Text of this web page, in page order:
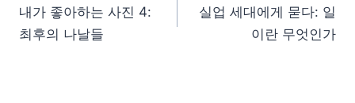
내가 좋아하는 사진 4:
최후의 나날들
실업 세대에게 묻다: 일
이란 무엇인가